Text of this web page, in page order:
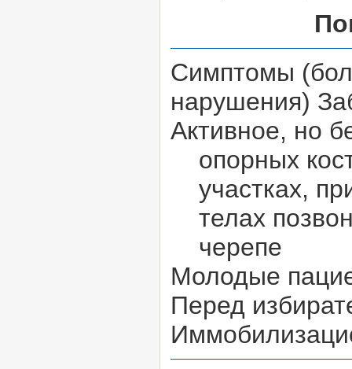
Симптомы
нарушения)
Активное, но
опорных
участках,
телах
черепе
Молодые
Перед